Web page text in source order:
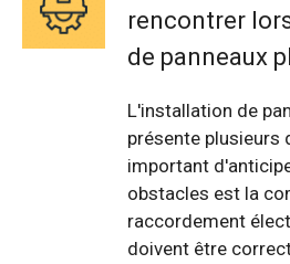
rencontrer
de panneaux
L'installation de
présente plusieurs
important
obstacles est la
raccordement
doivent être